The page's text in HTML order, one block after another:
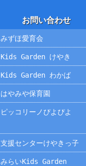
お問い合わせ
みずほ愛育会
Kids Garden けやき
Kids Garden わかば
はやみや保育園
ピッコリーノぴよぴよ
支援センターけやきっ子
みらいKids Garden